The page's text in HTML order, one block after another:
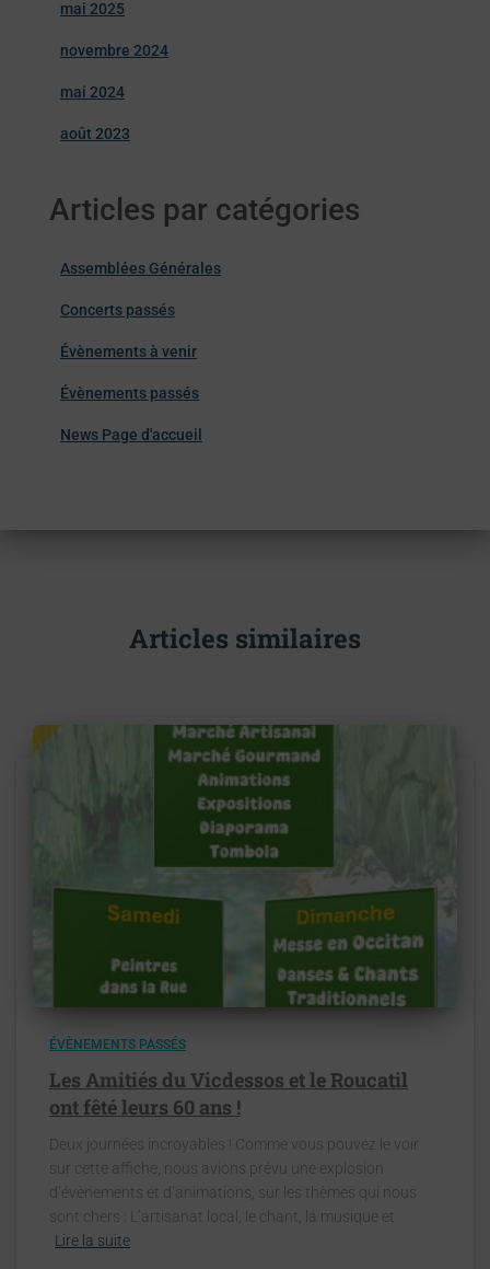
mai 2025
novembre 2024
mai 2024
août 2023
Articles par catégories
Assemblées Générales
Concerts passés
Évènements à venir
Évènements passés
News Page d'accueil
Articles similaires
ÉVÈNEMENTS PASSÉS
Les Amitiés du Vicdessos et le Roucatil
ont fêté leurs 60 ans !
Deux journées incroyables ! Comme vous pouvez le voir
sur cette affiche, nous avions prévu une explosion
d’évènements et d’animations, sur les thèmes qui nous
sont chers : L’artisanat local, le chant, la musique et
Lire la suite